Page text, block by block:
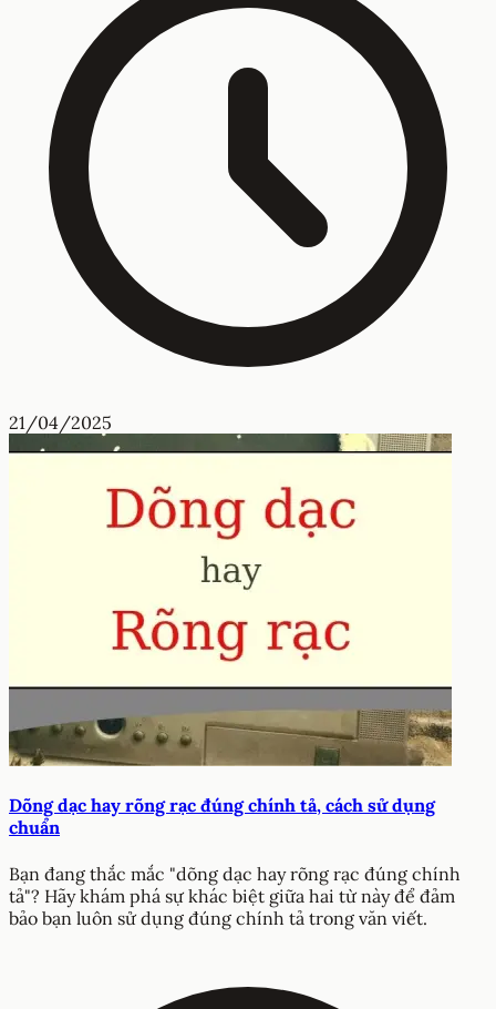
21/04/2025
Dõng dạc hay rõng rạc đúng chính tả, cách sử dụng
chuẩn
Bạn đang thắc mắc "dõng dạc hay rõng rạc đúng chính
tả"? Hãy khám phá sự khác biệt giữa hai từ này để đảm
bảo bạn luôn sử dụng đúng chính tả trong văn viết.